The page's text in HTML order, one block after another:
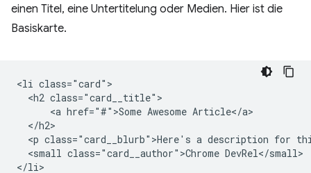
einen Titel, eine Untertitelung oder Medien. Hier ist die
Basiskarte.
<li class="card">
  <h2 class="card__title">
      <a href="#">Some Awesome Article</a>
  </h2>
<p class="card__blurb">Here's a description for
  <small class="card__author">Chrome DevRel</small>